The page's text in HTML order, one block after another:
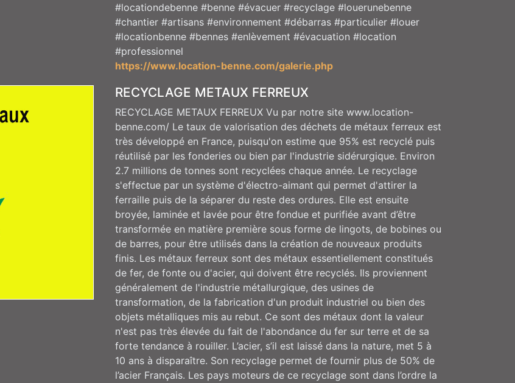
#locationdebenne #benne #évacuer #recyclage #louerunebenne
#chantier #artisans #environnement #débarras #particulier #louer
#locationbenne #bennes #enlèvement #évacuation #location
#professionnel
https://www.location-benne.com/galerie.php
RECYCLAGE METAUX FERREUX
RECYCLAGE METAUX FERREUX Vu par notre site www.location-
benne.com/ Le taux de valorisation des déchets de métaux ferreux est
très développé en France, puisqu'on estime que 95% est recyclé puis
réutilisé par les fonderies ou bien par l'industrie sidérurgique. Environ
2.7 millions de tonnes sont recyclées chaque année. Le recyclage
s'effectue par un système d'électro-aimant qui permet d'attirer la
ferraille puis de la séparer du reste des ordures. Elle est ensuite
broyée, laminée et lavée pour être fondue et purifiée avant d’être
transformée en matière première sous forme de lingots, de bobines ou
de barres, pour être utilisés dans la création de nouveaux produits
finis. Les métaux ferreux sont des métaux essentiellement constitués
de fer, de fonte ou d'acier, qui doivent être recyclés. Ils proviennent
généralement de l'industrie métallurgique, des usines de
transformation, de la fabrication d'un produit industriel ou bien des
objets métalliques mis au rebut. Ce sont des métaux dont la valeur
n'est pas très élevée du fait de l'abondance du fer sur terre et de sa
forte tendance à rouiller. L’acier, s’il est laissé dans la nature, met 5 à
10 ans à disparaître. Son recyclage permet de fournir plus de 50% de
l’acier Français. Les pays moteurs de ce recyclage sont dans l’ordre la